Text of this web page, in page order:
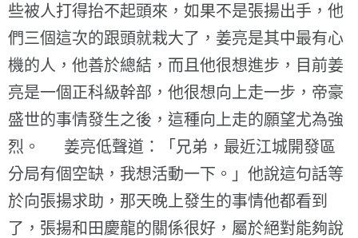
些被人打得抬不起頭來，如果不是張揚出手，他
們三個這次的跟頭就栽大了，姜亮是其中最有心
機的人，他善於總結，而且他很想進步，目前姜
亮是一個正科級幹部，他很想向上走一步，帝豪
盛世的事情發生之後，這種向上走的願望尤為強
烈。 姜亮低聲道：「兄弟，最近江城開發區
分局有個空缺，我想活動一下。」他說這句話等
於向張揚求助，那天晚上發生的事情他都看到
了，張揚和田慶龍的關係很好，屬於絕對能夠說